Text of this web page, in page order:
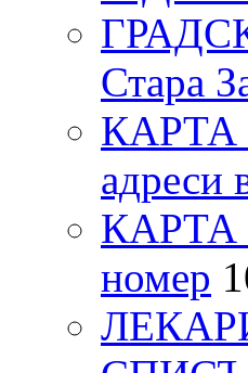
Стара
КАРТА
адреси
КАРТА
номер